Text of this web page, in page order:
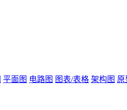
平面图 电路图 图表/表格 架构图 原